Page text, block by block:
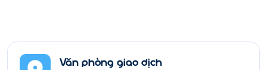
Văn phòng giao dịch